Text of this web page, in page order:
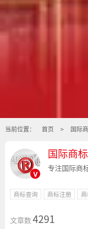
当前位置： 首页 > 国际
v
国际商
专注国际商
商标查询 商标注册
文章数4291